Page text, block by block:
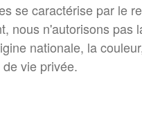
se caractérise par le
nous n'autorisons pas
nationale, la
vie privée.